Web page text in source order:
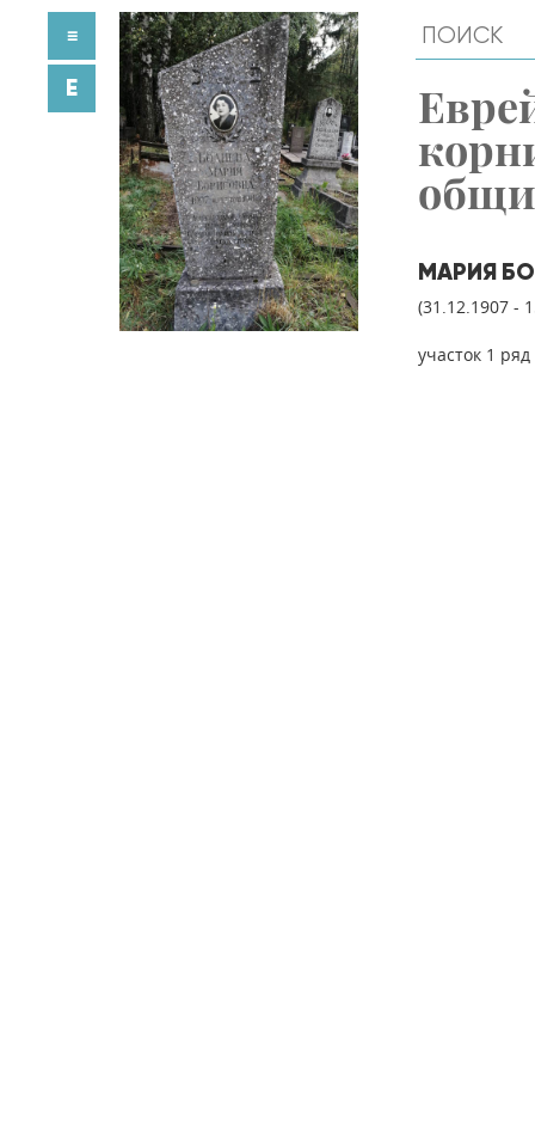
МАРИЯ
(31.12.1907 -
участок 1
≡
E